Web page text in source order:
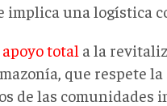
implica una logística
apoyo total a la
que respete
de las comunidades